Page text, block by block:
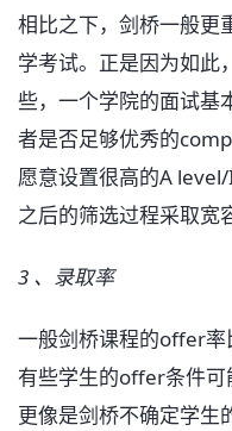
相比之下，剑桥一般更
学考试。正是因为如此
些，一个学院的面试基
者是否足够优秀的
愿意设置很高的A
之后的筛选过程采取宽
3 、录取率
一般剑桥课程的offer率
有些学生的offer条件可
更像是剑桥不确定学